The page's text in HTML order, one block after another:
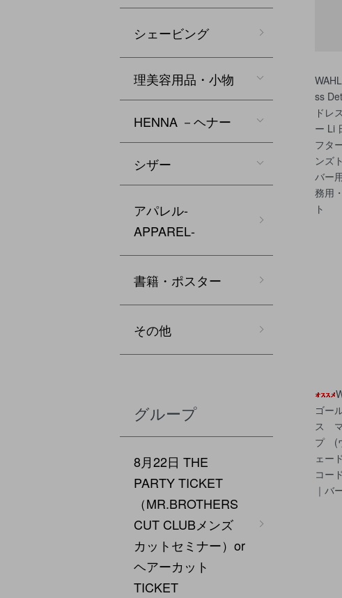
ss
ドレ
ー Li
フタ
ンズ
バー
務用
ト
ゴー
ス
プ (
ェー
コー
｜バ
シェービング
理美容用品・小物
HENNA －ヘナー
シザー
アパレル‐
APPAREL‐
書籍・ポスター
その他
グループ
8月22日 THE
PARTY TICKET
（MR.BROTHERS
CUT CLUBメンズ
カットセミナー）or
ヘアーカット
TICKET